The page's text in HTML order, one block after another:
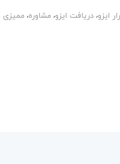
ایزو, دریافت ایزو, مشاوره, ممیزی